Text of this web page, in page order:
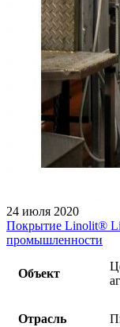
24 июля 2020
Покрытие Linolit®️
промышленности
Объект
Отрасль